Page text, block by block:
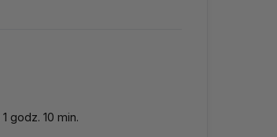
1 godz. 10 min.